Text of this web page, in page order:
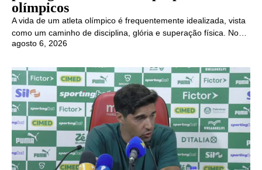
olímpicos
A vida de um atleta olímpico é frequentemente idealizada, vista
como um caminho de disciplina, glória e superação física. No…
agosto 6, 2026